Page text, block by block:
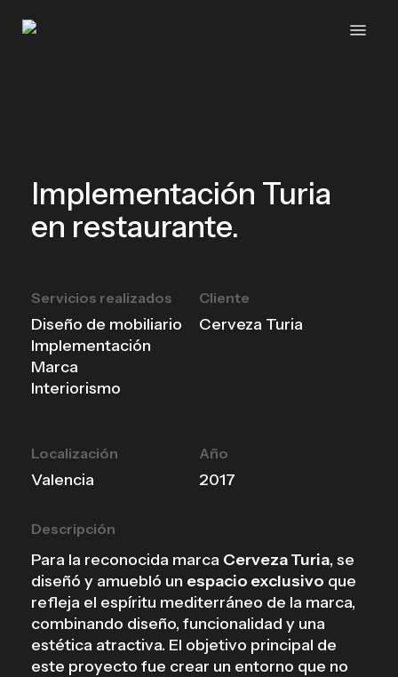
Implementación Turia
en restaurante.
Servicios realizados
Diseño de mobiliario
Implementación
Marca
Interiorismo
Cliente
Cerveza Turia
Localización
Valencia
Año
2017
Descripción
Para la reconocida marca Cerveza Turia, se
diseñó y amuebló un espacio exclusivo que
refleja el espíritu mediterráneo de la marca,
combinando diseño, funcionalidad y una
estética atractiva. El objetivo principal de
este proyecto fue crear un entorno que no